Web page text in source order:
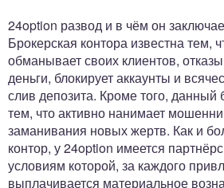
24option развод и в чём он
Брокерская контора известна тем,
обманывает своих клиентов,
деньги, блокирует аккаунты и
слив депозита. Кроме того, данный
тем, что активно нанимает
заманивания новых жертв. Как и
контор, у 24option имеется
условиям которой, за каждого
выплачивается материальное